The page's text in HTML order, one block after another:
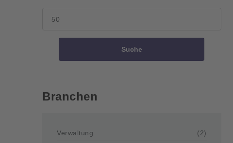
Suche
Branchen
Verwaltung
(2)